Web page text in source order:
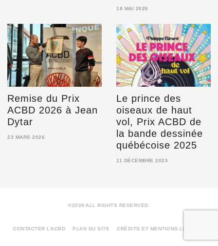
18 MAI 2026
2026
Remise du Prix
ACBD 2026 à Jean
Dytar
23 MARS 2026
Le prince des
oiseaux de haut
vol, Prix ACBD de
la bande dessinée
québécoise 2025
11 DÉCEMBRE 2025
©2026 ALL RIGHTS RESERVED.
CONTACTER L’ACBD PLAN DU SITE CRÉDITS ET MENTIONS LÉGALES